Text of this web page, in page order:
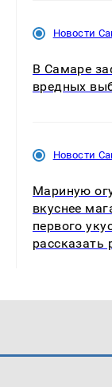
ажиотаж из-за
Новости
В Самаре
вредных
Новости
Мариную
вкуснее
первого
рассказать